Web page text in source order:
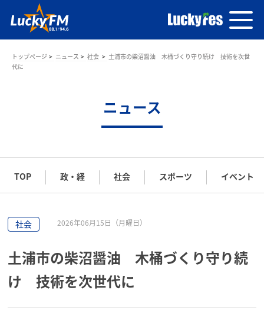
トップページ ニュース 社会
土浦市の柴沼醤油 木桶づくり守り続け 技術を次世
代に
ニュース
TOP 政・経 社会 スポーツ イベント
社会 2026年06月15日（月曜日）
土浦市の柴沼醤油 木桶づくり守り続
け 技術を次世代に